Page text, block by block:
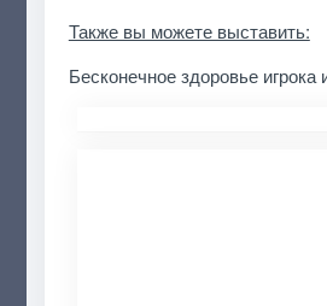
Также вы можете выставить:
Бесконечное здоровье